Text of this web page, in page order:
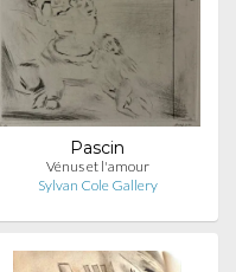
Pascin
Vénus et l'amour
Sylvan Cole Gallery